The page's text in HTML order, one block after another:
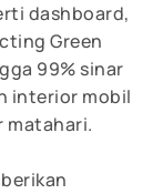
dashboard,
Green
99% sinar
interior mobil
matahari.